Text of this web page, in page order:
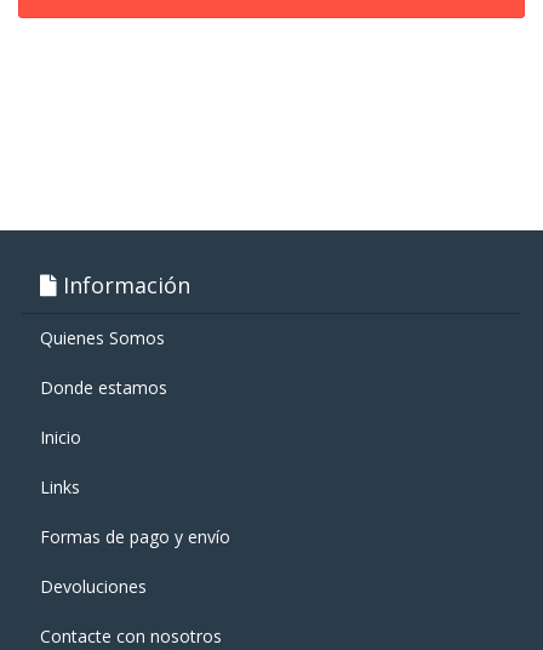
Información
Quienes Somos
Donde estamos
Inicio
Links
Formas de pago y enví­o
Devoluciones
Contacte con nosotros